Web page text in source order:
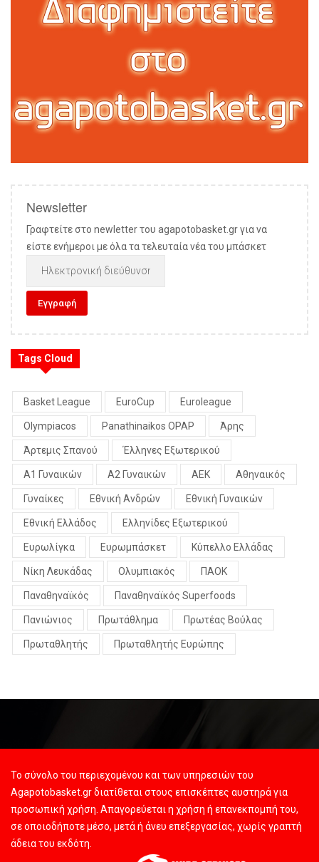
Newsletter
Γραφτείτε στο newletter του agapotobasket.gr για να
είστε ενήμεροι με όλα τα τελευταία νέα του μπάσκετ
Tags Cloud
Basket League EuroCup Euroleague
Olympiacos Panathinaikos OPAP Άρης
Άρτεμις Σπανού Έλληνες Εξωτερικού
Α1 Γυναικών Α2 Γυναικών ΑΕΚ Αθηναικός
Γυναίκες Εθνική Ανδρών Εθνική Γυναικών
Εθνική Ελλάδος Ελληνίδες Εξωτερικού
Ευρωλίγκα Ευρωμπάσκετ Κύπελλο Ελλάδας
Νίκη Λευκάδας Ολυμπιακός ΠΑΟΚ
Παναθηναϊκός Παναθηναϊκός Superfoods
Πανιώνιος Πρωτάθλημα Πρωτέας Βούλας
Πρωταθλητής Πρωταθλητής Ευρώπης
Το σύνολο του περιεχομένου και των υπηρεσιών του
Agapotobasket.gr διατίθεται στους επισκέπτες αυστηρά για
προσωπική χρήση. Απαγορεύεται η χρήση ή επανεκπομπή του,
σε οποιοδήποτε μέσο, μετά ή άνευ επεξεργασίας, χωρίς γραπτή
άδεια του εκδότη.